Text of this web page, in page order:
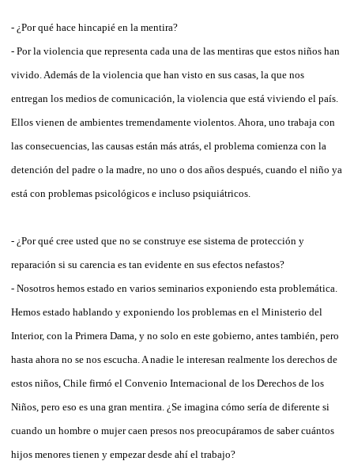
- ¿Por qué hace hincapié en la mentira?
- Por la violencia que representa cada una de las mentiras que estos niños han
vivido. Además de la violencia que han visto en sus casas, la que nos
entregan los medios de comunicación, la violencia que está viviendo el país.
Ellos vienen de ambientes tremendamente violentos. Ahora, uno trabaja con
las consecuencias, las causas están más atrás, el problema comienza con la
detención del padre o la madre, no uno o dos años después, cuando el niño ya
está con problemas psicológicos e incluso psiquiátricos.
- ¿Por qué cree usted que no se construye ese sistema de protección y
reparación si su carencia es tan evidente en sus efectos nefastos?
- Nosotros hemos estado en varios seminarios exponiendo esta problemática.
Hemos estado hablando y exponiendo los problemas en el Ministerio del
Interior, con la Primera Dama, y no solo en este gobierno, antes también, pero
hasta ahora no se nos escucha. A nadie le interesan realmente los derechos de
estos niños, Chile firmó el Convenio Internacional de los Derechos de los
Niños, pero eso es una gran mentira. ¿Se imagina cómo sería de diferente si
cuando un hombre o mujer caen presos nos preocupáramos de saber cuántos
hijos menores tienen y empezar desde ahí el trabajo?